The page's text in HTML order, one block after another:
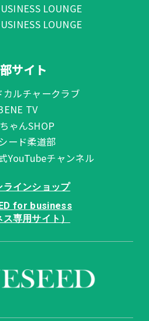
LOUNGE
LOUNGE
サイト
カルチャークラブ
TV
ゃんSHOP
ード柔道部
YouTubeチャンネル
ラインショップ
for business
ス専用サイト）